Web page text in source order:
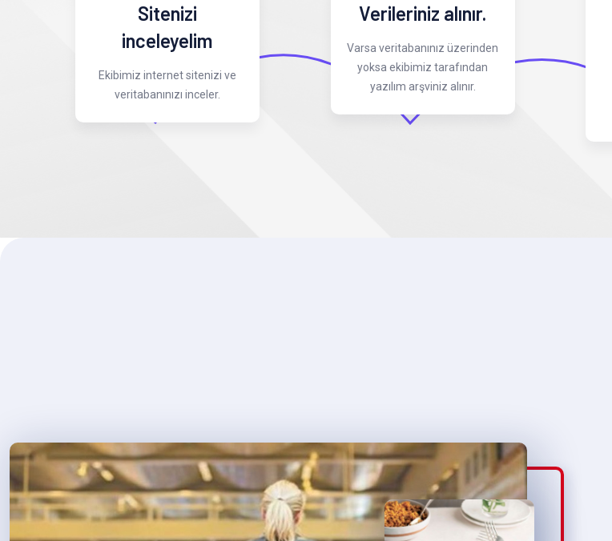
Sitenizi
inceleyelim
Ekibimiz internet sitenizi ve
veritabanınızı inceler.
Verileriniz alınır.
Varsa veritabanınız üzerinden
yoksa ekibimiz tarafından
yazılım arşviniz alınır.